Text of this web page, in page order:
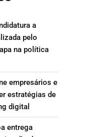
a
pelo
na política
empresários e
estratégias de
digital
entrega